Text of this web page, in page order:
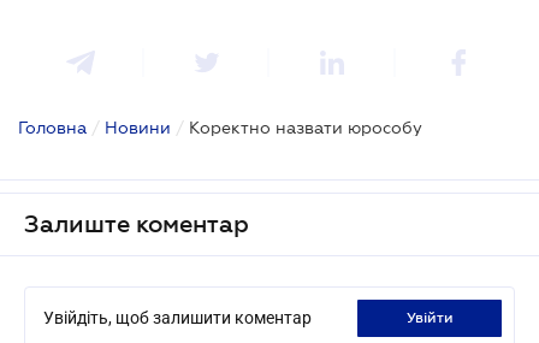
Головна / Новини / Коректно назвати юрособу
Залиште коментар
Увійдіть, щоб залишити коментар увійти